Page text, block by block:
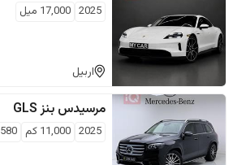
2025
17,000 ميل
اربيل
مرسيدس بنز GLS
2025
11,000 كم 580